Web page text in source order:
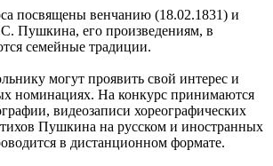
посвящены венчанию (18.02.1831) и
Пушкина, его произведениям, в
семейные традиции.
могут проявить свой интерес и
номинациях. На конкурс принимаются
видеозаписи хореографических
Пушкина на русском и иностранных
в дистанционном формате.